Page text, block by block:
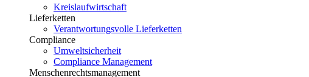
Kreislaufwirtschaft
Lieferketten
Verantwortungsvolle Lieferketten
Compliance
Umweltsicherheit
Compliance Management
Menschenrechtsmanagement